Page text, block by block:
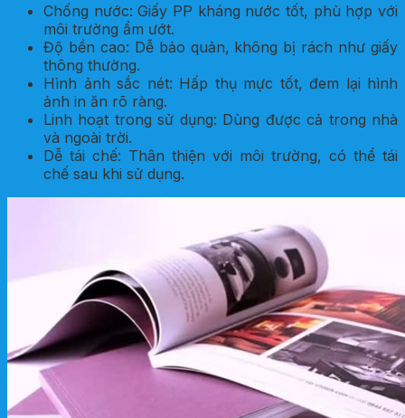
Chống nước: Giấy PP kháng nước tốt, phù hợp với
môi trường ẩm ướt.
Độ bền cao: Dễ bảo quản, không bị rách như giấy
thông thường.
Hình ảnh sắc nét: Hấp thụ mực tốt, đem lại hình
ảnh in ăn rõ ràng.
Linh hoạt trong sử dụng: Dùng được cả trong nhà
và ngoài trời.
Dễ tái chế: Thân thiện với môi trường, có thể tái
chế sau khi sử dụng.